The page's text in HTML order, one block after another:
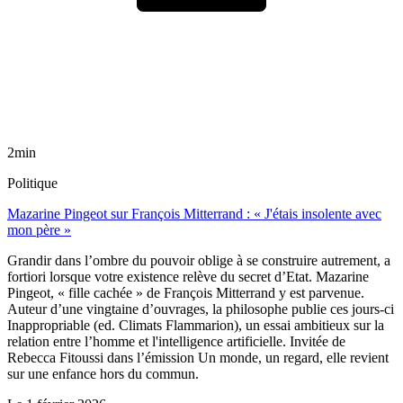
2min
Politique
Mazarine Pingeot sur François Mitterrand : « J'étais insolente avec
mon père »
Grandir dans l’ombre du pouvoir oblige à se construire autrement, a
fortiori lorsque votre existence relève du secret d’Etat. Mazarine
Pingeot, « fille cachée » de François Mitterrand y est parvenue.
Auteur d’une vingtaine d’ouvrages, la philosophe publie ces jours-ci
Inappropriable (ed. Climats Flammarion), un essai ambitieux sur la
relation entre l’homme et l'intelligence artificielle. Invitée de
Rebecca Fitoussi dans l’émission Un monde, un regard, elle revient
sur une enfance hors du commun.